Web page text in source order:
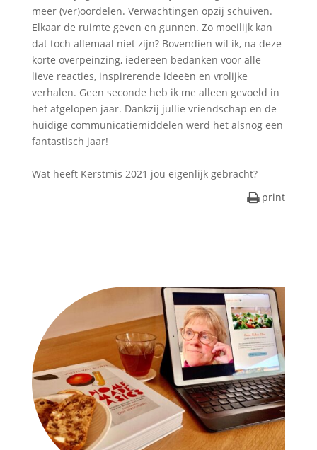
meer (ver)oordelen. Verwachtingen opzij schuiven.
Elkaar de ruimte geven en gunnen. Zo moeilijk kan
dat toch allemaal niet zijn? Bovendien wil ik, na deze
korte overpeinzing, iedereen bedanken voor alle
lieve reacties, inspirerende ideeën en vrolijke
verhalen. Geen seconde heb ik me alleen gevoeld in
het afgelopen jaar. Dankzij jullie vriendschap en de
huidige communicatiemiddelen werd het alsnog een
fantastisch jaar!
Wat heeft Kerstmis 2021 jou eigenlijk gebracht?
print